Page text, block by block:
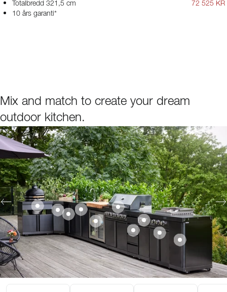
Totalbredd 321,5 cm
10 års garanti*
72 525 KR
Mix and match to create your dream
outdoor kitchen.